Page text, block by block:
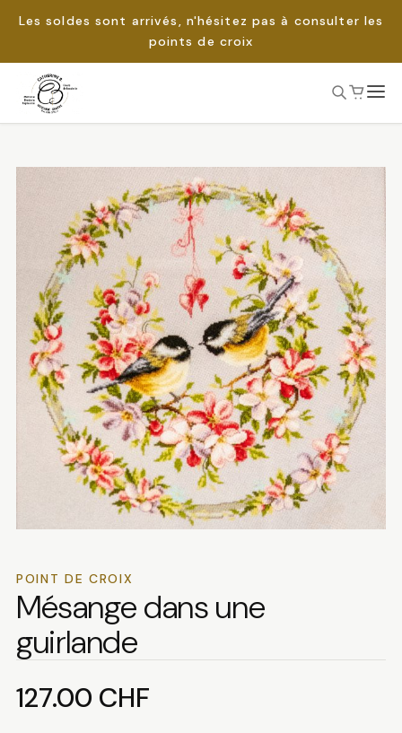
Les soldes sont arrivés, n'hésitez pas à consulter les
points de croix
Passer
POINT DE CROIX
Mésange dans une
guirlande
127.00 CHF